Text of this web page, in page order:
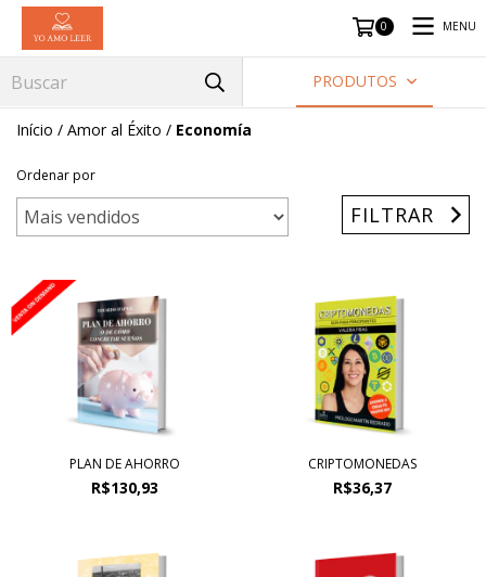
0 MENU
PRODUTOS
Início / Amor al Éxito / Economía
Ordenar por
FILTRAR
PLAN DE AHORRO
R$130,93
CRIPTOMONEDAS
R$36,37